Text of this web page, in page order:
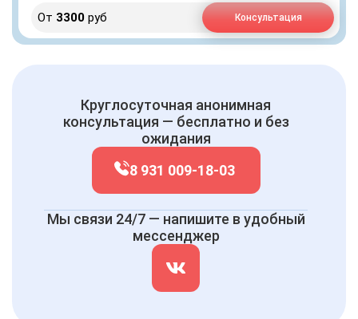
От 3300 руб Консультация
Круглосуточная анонимная
консультация — бесплатно и без
ожидания
8 931 009-18-03
Мы связи 24/7 — напишите в удобный
мессенджер